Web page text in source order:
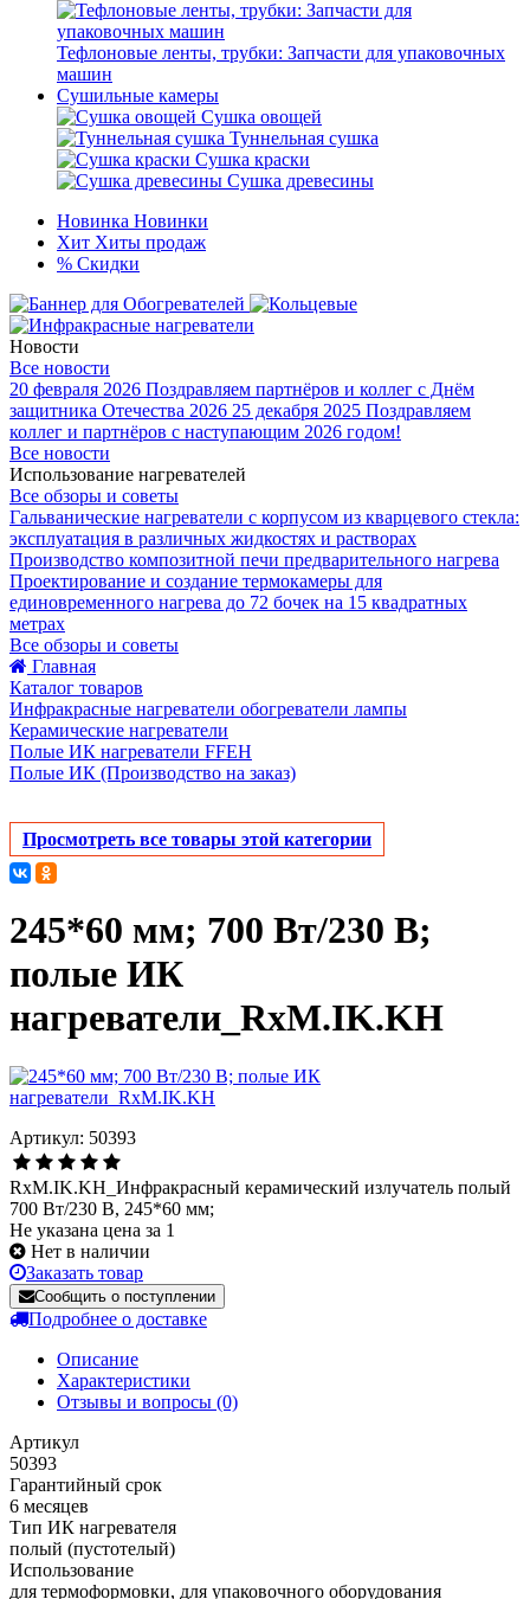
Тефлоновые ленты, трубки: Запчасти для упаковочных
машин
Сушильные камеры
Сушка овощей
Туннельная сушка
Сушка краски
Сушка древесины
Новинка Новинки
Хит Хиты продаж
% Скидки
Новости
Все новости
20 февраля 2026 Поздравляем партнёров и коллег с Днём
защитника Отечества 2026 25 декабря 2025 Поздравляем
коллег и партнёров с наступающим 2026 годом!
Все новости
Использование нагревателей
Все обзоры и советы
Гальванические нагреватели с корпусом из кварцевого стекла:
эксплуатация в различных жидкостях и растворах
Производство композитной печи предварительного нагрева
Проектирование и создание термокамеры для
единовременного нагрева до 72 бочек на 15 квадратных
метрах
Все обзоры и советы
Главная
Каталог товаров
Инфракрасные нагреватели обогреватели лампы
Керамические нагреватели
Полые ИК нагреватели FFEH
Полые ИК (Производство на заказ)
Просмотреть все товары этой категории
245*60 мм; 700 Вт/230 В;
полые ИК
нагреватели_RxM.IK.KH
Артикул: 50393
RxM.IK.KH_Инфракрасный керамический излучатель полый
700 Вт/230 В, 245*60 мм;
Не указана цена за 1
Нет в наличии
Заказать товар
Сообщить о поступлении
Подробнее о доставке
Описание
Характеристики
Отзывы и вопросы (0)
Артикул
50393
Гарантийный срок
6 месяцев
Тип ИК нагревателя
полый (пустотелый)
Использование
для термоформовки, для упаковочного оборудования